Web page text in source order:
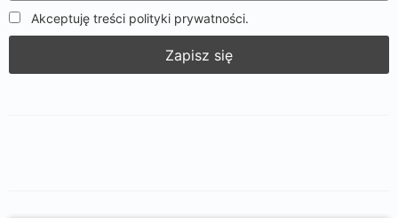
Akceptuję treści polityki prywatności.